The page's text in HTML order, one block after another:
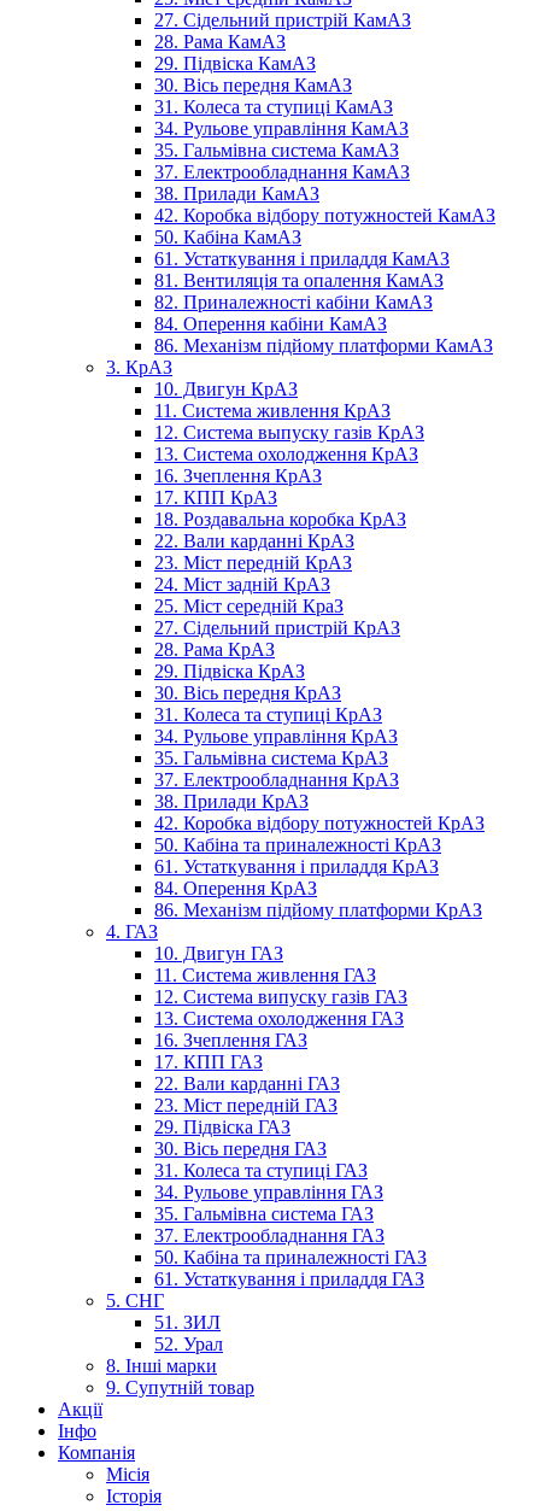
27. Сідельний пристрій КамАЗ
28. Рама КамАЗ
29. Підвіска КамАЗ
30. Вісь передня КамАЗ
31. Колеса та ступиці КамАЗ
34. Рульове управління КамАЗ
35. Гальмівна система КамАЗ
37. Електрообладнання КамАЗ
38. Прилади КамАЗ
42. Коробка відбору потужностей КамАЗ
50. Кабіна КамАЗ
61. Устаткування і приладдя КамАЗ
81. Вентиляція та опалення КамАЗ
82. Приналежності кабіни КамАЗ
84. Оперення кабіни КамАЗ
86. Механізм підйому платформи КамАЗ
3. КрАЗ
10. Двигун КрАЗ
11. Система живлення КрАЗ
12. Система выпуску газів КрАЗ
13. Система охолодження КрАЗ
16. Зчеплення КрАЗ
17. КПП КрАЗ
18. Роздавальна коробка КрАЗ
22. Вали карданні КрАЗ
23. Міст передній КрАЗ
24. Міст задній КрАЗ
25. Міст середній КраЗ
27. Сідельний пристрій КрАЗ
28. Рама КрАЗ
29. Підвіска КрАЗ
30. Вісь передня КрАЗ
31. Колеса та ступиці КрАЗ
34. Рульове управління КрАЗ
35. Гальмівна система КрАЗ
37. Електрообладнання КрАЗ
38. Прилади КрАЗ
42. Коробка відбору потужностей КрАЗ
50. Кабіна та приналежності КрАЗ
61. Устаткування і приладдя КрАЗ
84. Оперення КрАЗ
86. Механізм підйому платформи КрАЗ
4. ГАЗ
10. Двигун ГАЗ
11. Система живлення ГАЗ
12. Система випуску газів ГАЗ
13. Система охолодження ГАЗ
16. Зчеплення ГАЗ
17. КПП ГАЗ
22. Вали карданні ГАЗ
23. Міст передній ГАЗ
29. Підвіска ГАЗ
30. Вісь передня ГАЗ
31. Колеса та ступиці ГАЗ
34. Рульове управління ГАЗ
35. Гальмівна система ГАЗ
37. Електрообладнання ГАЗ
50. Кабіна та приналежності ГАЗ
61. Устаткування і приладдя ГАЗ
5. СНГ
51. ЗИЛ
52. Урал
8. Інші марки
9. Супутній товар
Акції
Інфо
Компанія
Місія
Історія